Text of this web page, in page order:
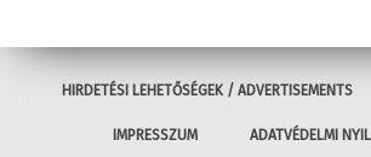
HIRDETÉSI LEHETŐSÉGEK / ADVERTISEMENTS
IMPRESSZUM ADATVÉDELMI